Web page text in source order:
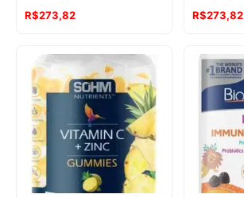
R$273,82
R$273,82